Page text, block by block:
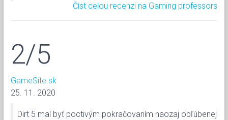
Číst celou recenzi na Gaming professors
2/5
GameSite.sk
25. 11. 2020
Dirt 5 mal byť poctivým pokračovaním naozaj obľúbenej